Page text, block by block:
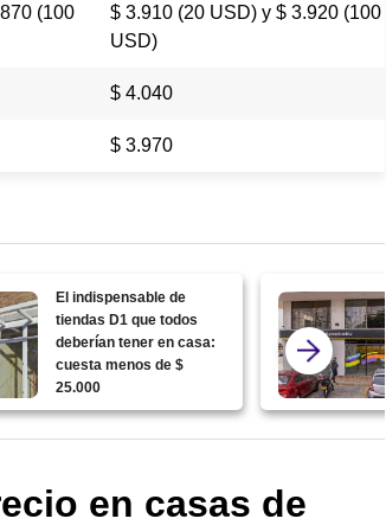
(100
$ 3.910 (20 USD) y $ 3.920 (100
USD)
$ 4.040
$ 3.970
El indispensable de
tiendas D1 que todos
deberían tener en casa:
cuesta menos de $
25.000
en casas de